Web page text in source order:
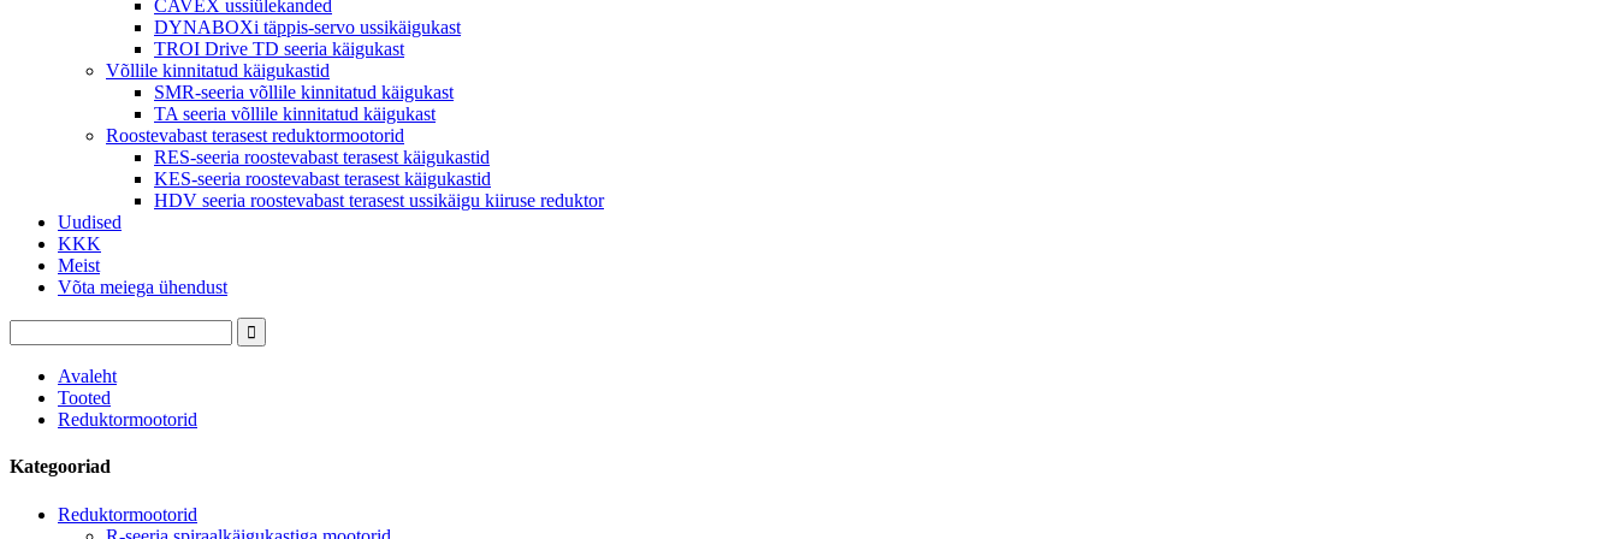
CAVEX ussiülekanded
DYNABOXi täppis-servo ussikäigukast
TROI Drive TD seeria käigukast
Võllile kinnitatud käigukastid
SMR-seeria võllile kinnitatud käigukast
TA seeria võllile kinnitatud käigukast
Roostevabast terasest reduktormootorid
RES-seeria roostevabast terasest käigukastid
KES-seeria roostevabast terasest käigukastid
HDV seeria roostevabast terasest ussikäigu kiiruse reduktor
Uudised
KKK
Meist
Võta meiega ühendust
Avaleht
Tooted
Reduktormootorid
Kategooriad
Reduktormootorid